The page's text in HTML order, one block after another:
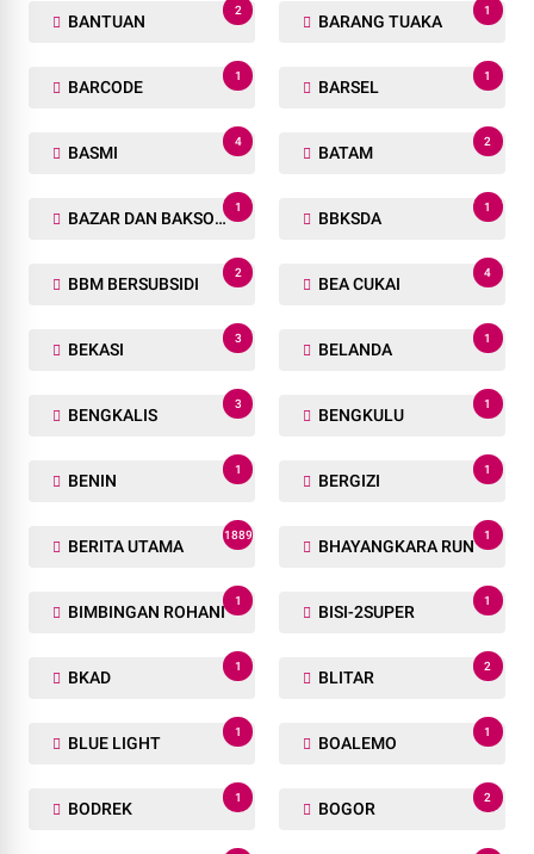
BANTUAN
2
BARANG TUAKA
1
BARCODE
1
BARSEL
1
BASMI
4
BATAM
2
BAZAR DAN BAKSOS RAMADHAN
1
BBKSDA
1
BBM BERSUBSIDI
2
BEA CUKAI
4
BEKASI
3
BELANDA
1
BENGKALIS
3
BENGKULU
1
BENIN
1
BERGIZI
1
BERITA UTAMA
1889
BHAYANGKARA RUN
1
BIMBINGAN ROHANI
1
BISI-2SUPER
1
BKAD
1
BLITAR
2
BLUE LIGHT
1
BOALEMO
1
BODREK
1
BOGOR
2